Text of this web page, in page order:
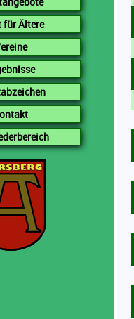
für Ältere